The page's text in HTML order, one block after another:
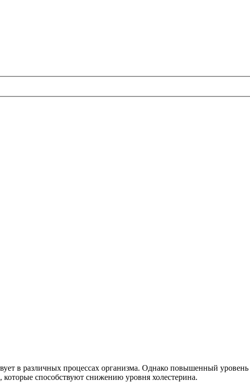
в различных процессах организма. Однако повышенный
способствуют снижению уровня холестерина.